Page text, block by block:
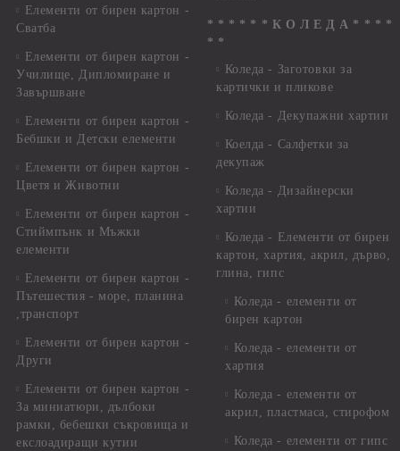
Елементи от бирен картон -
Сватба
Елементи от бирен картон -
Училище, Дипломиране и
Завършване
Елементи от бирен картон -
Бебшки и Детски елементи
Елементи от бирен картон -
Цветя и Животни
Елементи от бирен картон -
Стиймпънк и Мъжки
елементи
Елементи от бирен картон -
Пътешестия - море, планина
,транспорт
Елементи от бирен картон -
Други
Елементи от бирен картон -
За миниатюри, дълбоки
рамки, бебешки съкровища и
екслоадиращи кутии
* * * * * * К О Л Е Д А * * * *
* *
Коледа - Заготовки за
картички и пликове
Коледа - Декупажни хартии
Коелда - Салфетки за
декупаж
Коледа - Дизайнерски
хартии
Коледа - Eлементи от бирен
картон, хартия, акрил, дърво,
глина, гипс
Коледа - елементи от
бирен картон
Коледа - елементи от
хартия
Коледа - елементи от
акрил, пластмаса, стирофом
Коледа - елементи от гипс